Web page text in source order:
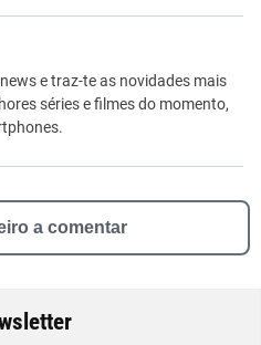
incorreta
que procuro
e traz-te as novidades mais
séries e filmes do momento,
a comentar